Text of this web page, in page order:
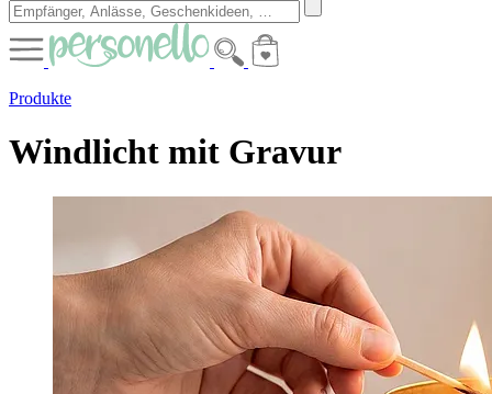
Produkte
Windlicht mit Gravur